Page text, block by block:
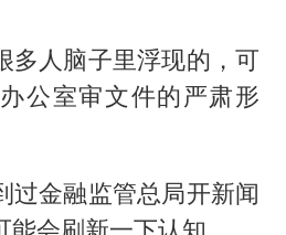
台当局重金为“台独”织“皇帝新衣”
商场现钱学森巨幅海报 负责人回应
老挝国会主席赛宋蓬逝世
多人脑子里浮现的，可
公室审文件的严肃形
过金融监管总局开新闻